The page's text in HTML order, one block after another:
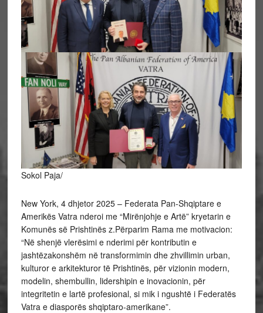
Sokol Paja/
New York, 4 dhjetor 2025 – Federata Pan-Shqiptare e
Amerikës Vatra nderoi me “Mirënjohje e Artë” kryetarin e
Komunës së Prishtinës z.Përparim Rama me motivacion:
“Në shenjë vlerësimi e nderimi për kontributin e
jashtëzakonshëm në transformimin dhe zhvillimin urban,
kulturor e arkitekturor të Prishtinës, për vizionin modern,
modelin, shembullin, lidershipin e inovacionin, për
integritetin e lartë profesional, si mik i ngushtë i Federatës
Vatra e diasporës shqiptaro-amerikane”.